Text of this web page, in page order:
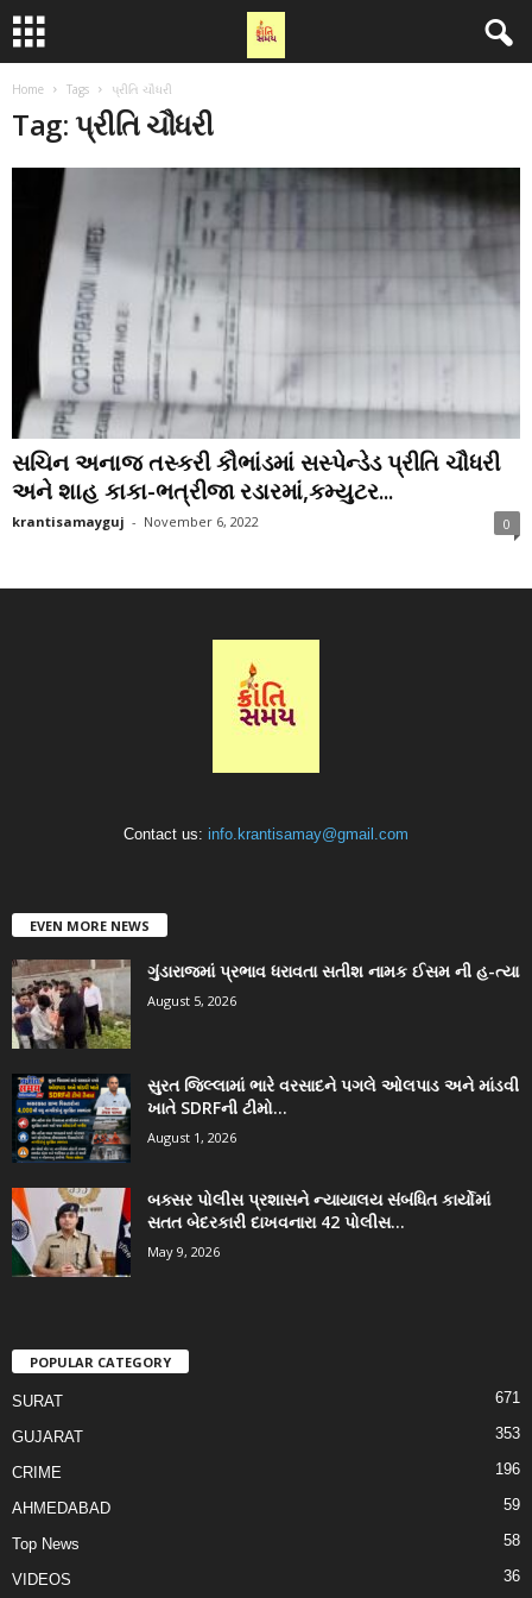
Home Tags પ્રીતિ ચૌધરી
Tag: પ્રીતિ ચૌધરી
સચિન અનાજ તસ્કરી કૌભાંડમાં સસ્પેન્ડેડ પ્રીતિ ચૌધરી
અને શાહ કાકા-ભત્રીજા રડારમાં,કમ્યુટર...
krantisamayguj - November 6, 2022 0
Contact us: info.krantisamay@gmail.com
EVEN MORE NEWS
ગુંડારાજમાં પ્રભાવ ધરાવતા સતીશ નામક ઈસમ ની હ-ત્યા
August 5, 2026
સુરત જિલ્લામાં ભારે વરસાદને પગલે ઓલપાડ અને માંડવી
ખાતે SDRFની ટીમો...
August 1, 2026
બક્સર પોલીસ પ્રશાસને ન્યાયાલય સંબંધિત કાર્યોમાં
સતત બેદરકારી દાખવનારા 42 પોલીસ...
May 9, 2026
POPULAR CATEGORY
SURAT 671
GUJARAT 353
CRIME 196
AHMEDABAD 59
Top News 58
VIDEOS 36